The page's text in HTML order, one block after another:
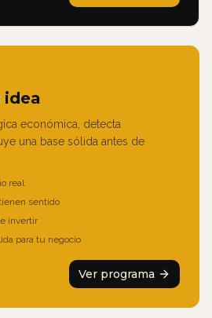
idea
económica, detecta
una base sólida antes de
real
sentido
invertir
para tu negocio
Ver programa